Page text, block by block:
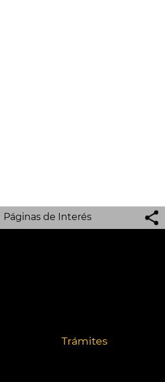
Páginas de Interés
Trámites